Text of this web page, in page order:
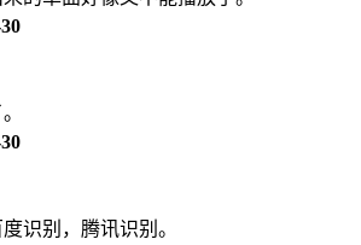
识别，腾讯识别。